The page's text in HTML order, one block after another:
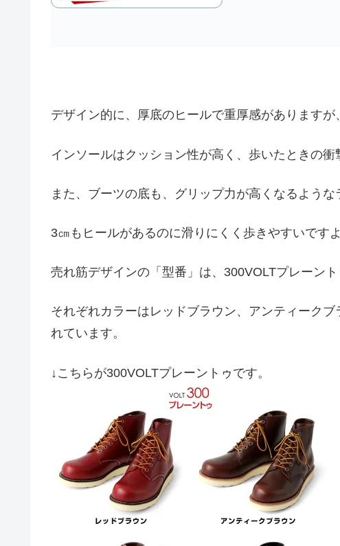
デザイン的に、厚底のヒールで重厚感がありますが
インソールはクッション性が高く、歩いたときの衝
また、ブーツの底も、グリップ力が高くなるような
3㎝もヒールがあるのに滑りにくく歩きやすいですよ
売れ筋デザインの「型番」は、300VOLTプレーント
それぞれカラーはレッドブラウン、アンティーク
れています。
↓こちらが300VOLTプレーントゥです。